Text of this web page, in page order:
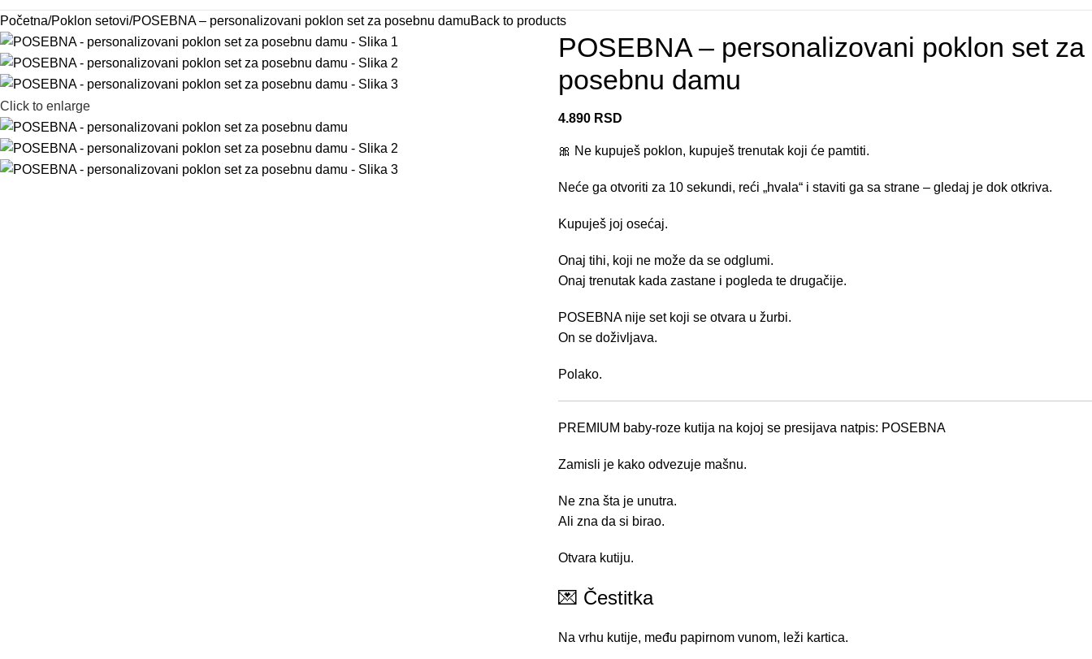
Početna Poklon setovi POSEBNA – personalizovani poklon set za posebnu damuBack to products
Click to enlarge
POSEBNA – personalizovani poklon set za
posebnu damu
4.890 RSD
🎀 Ne kupuješ poklon, kupuješ trenutak koji će pamtiti.
Neće ga otvoriti za 10 sekundi, reći „hvala“ i staviti ga sa strane – gledaj je dok otkriva.
Kupuješ joj osećaj.
Onaj tihi, koji ne može da se odglumi.
Onaj trenutak kada zastane i pogleda te drugačije.
POSEBNA nije set koji se otvara u žurbi.
On se doživljava.
Polako.
PREMIUM baby-roze kutija na kojoj se presijava natpis: POSEBNA
Zamisli je kako odvezuje mašnu.
Ne zna šta je unutra.
Ali zna da si birao.
Otvara kutiju.
💌 Čestitka
Na vrhu kutije, među papirnom vunom, leži kartica.